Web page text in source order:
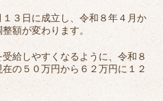
３日に成立し、令和８年４月か
額が変わります。
給しやすくなるように、令和８
の５０万円から６２万円に１２